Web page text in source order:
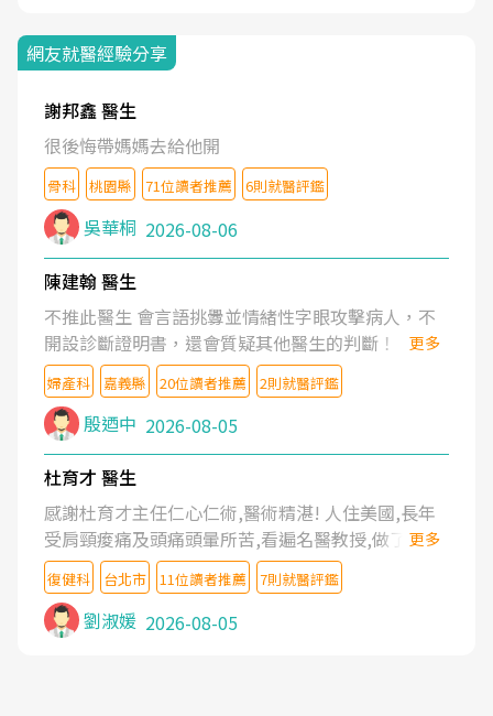
網友就醫經驗分享
謝邦鑫 醫生
很後悔帶媽媽去給他開
骨科 桃園縣 71位讀者推薦 6則就醫評鑑
吳華桐 2026-08-06
陳建翰 醫生
不推此醫生 會言語挑釁並情緒性字眼攻擊病人，不
開設診斷證明書，還會質疑其他醫生的判斷！
更多
婦產科 嘉義縣 20位讀者推薦 2則就醫評鑑
殷迺中 2026-08-05
杜育才 醫生
感謝杜育才主任仁心仁術,醫術精湛! 人住美國,長年
受肩頸痠痛及頭痛頭暈所苦,看遍名醫教授,做了各種
檢查,也嘗試過西醫打針,中醫針灸及物理徒手治療都
沒有用,後來連吃到嗎啡類止痛藥都效果有限,只是壓
症狀,沒多久就痛起來,多年失眠嚴重影響生活品質.
台灣親友介紹忠孝醫院杜育才主任是頸頭症候群專
更多
復健科 台北市 11位讀者推薦 7則就醫評鑑
劉淑媛 2026-08-05